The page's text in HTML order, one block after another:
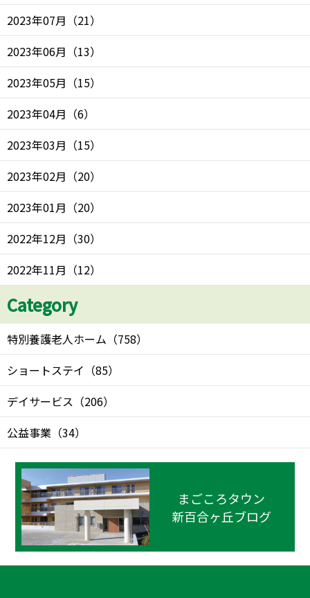
2023年07月 （21）
2023年06月 （13）
2023年05月 （15）
2023年04月 （6）
2023年03月 （15）
2023年02月 （20）
2023年01月 （20）
2022年12月 （30）
2022年11月 （12）
Category
特別養護老人ホーム （758）
ショートステイ （85）
デイサービス （206）
公益事業 （34）
まごころタウン
新百合ヶ丘ブログ